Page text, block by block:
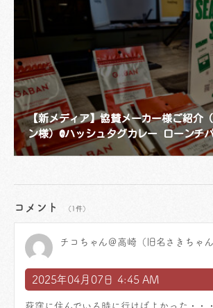
【新メディア】協賛メーカー様ご紹介
ン様）@ハッシュタグカレー ローンチ
コメント （1件）
チコちゃん＠高崎（旧名さきちゃん
2025年04月07日 4:45 AM
荻窪に住んでいる時に行けばよかった・・